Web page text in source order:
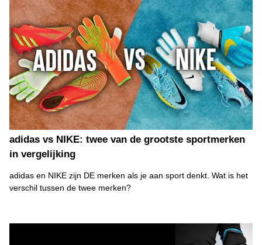
adidas vs NIKE: twee van de grootste sportmerken
in vergelijking
adidas en NIKE zijn DE merken als je aan sport denkt. Wat is het
verschil tussen de twee merken?